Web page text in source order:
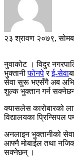
२३ श्रावण २०७९,
नुवाकोट । विदुर
भुक्तानीफोनपेरई-सेवा
सेवा सुरू भएसँगै अब
शुल्क भुक्तान गर्न
क्यासलेस कारोबारको
विद्यालयका प्रिन्सिपल
अनलाइन भुक्तानीको
आफ्नै मोबाईल तथा
सक्नेछन् ।